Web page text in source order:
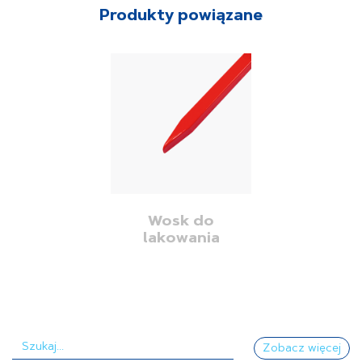
Produkty powiązane
Wosk do
lakowania
Zobacz więcej